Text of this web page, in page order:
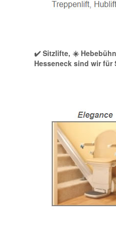
✔️ Sitzlifte, ☀️
Hesseneck sind wir